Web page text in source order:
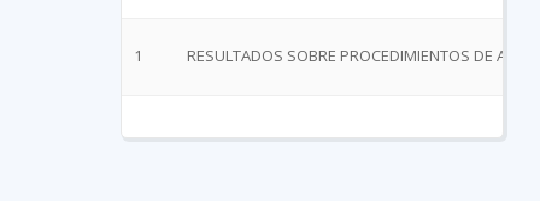
1 RESULTADOS SOBRE PROCEDIMIENTOS DE